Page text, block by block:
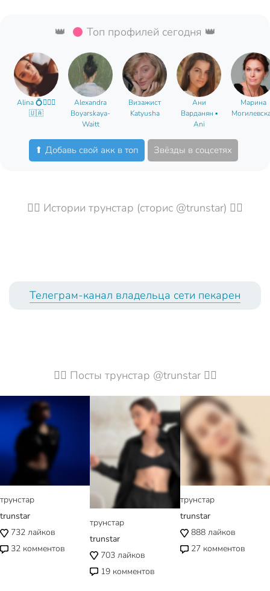
👑 Топ профилей сегодня 👑
Alina 💍👩‍❤️‍👨
🇺🇦
Alexandra
Boyarskaya-
Waitt
Визажист
Katyusha
Ани
Варданян ▪️
Ani
Марина
⬆ Добавь свой акк в топ Звёзды в соцсетях
🤦‍♀️ Истории трунстар (сторис @trunstar) 🤦‍♀️
Телеграм-канал владельца сети пекарен
🦹‍♀️ Посты трунстар @trunstar 🦹‍♀️
трунстар
trunstar
732 лайков
32 комментов
трунстар
trunstar
703 лайков
19 комментов
трунстар
trunstar
888лайков
27комментов